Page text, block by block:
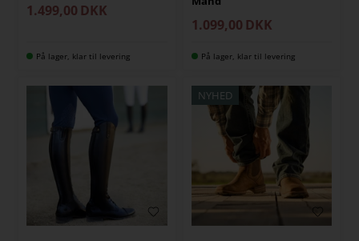
1.499,00 DKK
På lager, klar til levering
1.099,00 DKK
På lager, klar til levering
NYHED